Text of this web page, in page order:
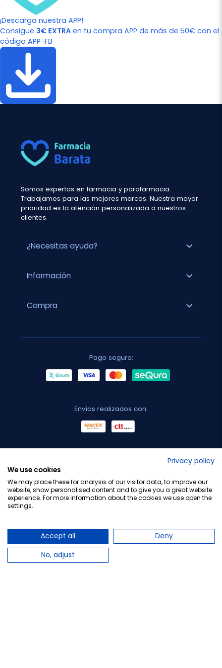
¡Descarga nuestra APP!
Consigue 3€ EXTRA en tu compra APP de más de 50€ con el
código APP-FB
Somos expertos en farmacia y parafarmacia.
Trabajamos para las mejores marcas. Nuestra mayor
prioridad es la atención personalizada a nuestros
clientes.
¿Necesitas ayuda? expand_more
Información expand_more
Compra expand_more
Pago seguro:
Envíos realizados con:
Privacy policy
We use cookies
We may place these for analysis of our visitor data, to improve our
website, show personalised content and to give you a great website
experience. For more information about the cookies we use open the
settings.
Accept all
Deny
No, adjust